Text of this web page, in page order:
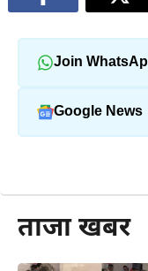
Join
Google News
ताजा खबर